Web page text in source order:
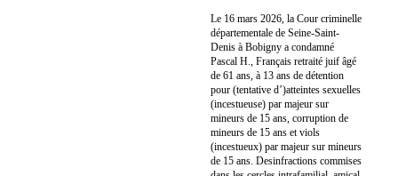
Le 16 mars 2026, la Cour criminelle
départementale de Seine-Saint-
Denis à Bobigny a condamné
Pascal H., Français retraité juif âgé
de 61 ans, à 13 ans de détention
pour (tentative d’)atteintes sexuelles
(incestueuse) par majeur sur
mineurs de 15 ans, corruption de
mineurs de 15 ans et viols
(incestueux) par majeur sur mineurs
de 15 ans. Desinfractions commises